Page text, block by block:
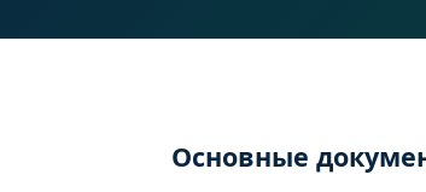
Основные